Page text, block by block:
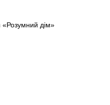
«Розумний дім»